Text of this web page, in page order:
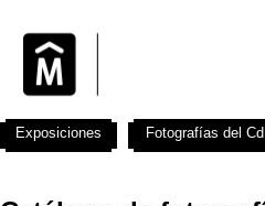
Exposiciones Fotografías del